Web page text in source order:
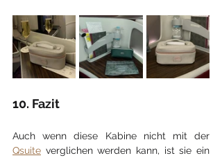
10. Fazit
Qsuite verglichen werden kann, ist sie ein